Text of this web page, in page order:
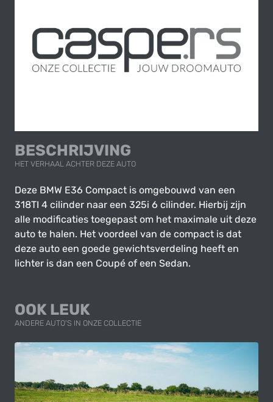
BESCHRIJVING
HET VERHAAL ACHTER DEZE AUTO
Deze BMW E36 Compact is omgebouwd van een
318TI 4 cilinder naar een 325i 6 cilinder. Hierbij zijn
alle modificaties toegepast om het maximale uit deze
auto te halen. Het voordeel van de compact is dat
deze auto een goede gewichtsverdeling heeft en
lichter is dan een Coupé of een Sedan.
OOK LEUK
ANDERE AUTO'S IN ONZE COLLECTIE